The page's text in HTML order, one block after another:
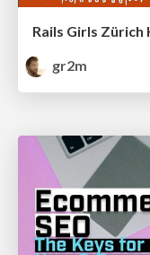
Rails Girls Zürich
gr2m